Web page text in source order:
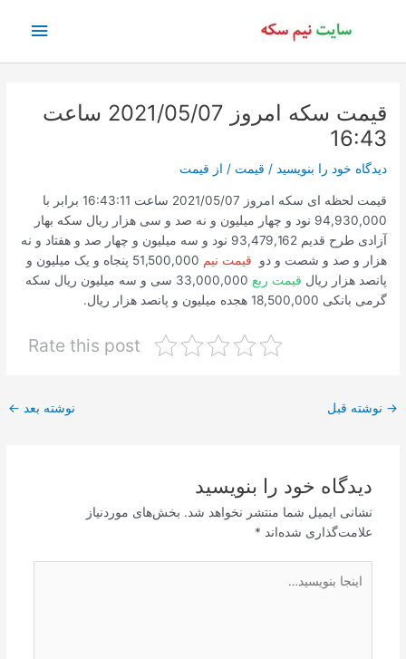
اصلی
قیمت سکه امروز 2021/05/07 ساعت
16:43
دیدگاه‌ خود را بنویسید / قیمت / از قیمت
قیمت لحظه ای سکه امروز 2021/05/07 ساعت 16:43:11 برابر با
94,930,000 نود و چهار میلیون و نه صد و سی هزار ریال سکه بهار
آزادی طرح قدیم 93,479,162 نود و سه میلیون و چهار صد و هفتاد و نه
هزار و صد و شصت و دو قیمت نیم
51,500,000 پنجاه و یک میلیون و
پانصد هزار ریال قیمت ربع
33,000,000 سی و سه میلیون ریال سکه
گرمی بانکی 18,500,000 هجده میلیون و پانصد هزار ریال.
Rate this post
پیمایش
→ نوشته قبل نوشته بعد ←
دیدگاه‌ خود را بنویسید
نشانی ایمیل شما منتشر نخواهد شد. بخش‌های موردنیاز
علامت‌گذاری شده‌اند *
بنویسید…